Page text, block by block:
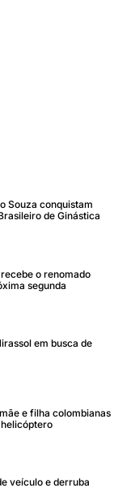
Souza conquistam
de Ginástica
o renomado
segunda
em busca de
e filha colombianas
veículo e derruba